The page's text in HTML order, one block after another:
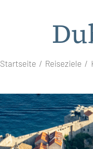
Startseite Reiseziele